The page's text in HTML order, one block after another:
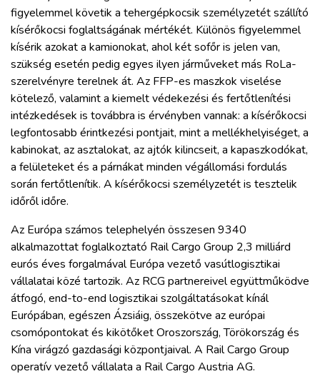
figyelemmel követik a tehergépkocsik személyzetét szállító
kísérőkocsi foglaltságának mértékét. Különös figyelemmel
kísérik azokat a kamionokat, ahol két sofőr is jelen van,
szükség esetén pedig egyes ilyen járműveket más RoLa-
szerelvényre terelnek át. Az FFP-es maszkok viselése
kötelező, valamint a kiemelt védekezési és fertőtlenítési
intézkedések is továbbra is érvényben vannak: a kísérőkocsi
legfontosabb érintkezési pontjait, mint a mellékhelyiséget, a
kabinokat, az asztalokat, az ajtók kilincseit, a kapaszkodókat,
a felületeket és a párnákat minden végállomási fordulás
során fertőtlenítik. A kísérőkocsi személyzetét is tesztelik
időről időre.
Az Európa számos telephelyén összesen 9340
alkalmazottat foglalkoztató Rail Cargo Group 2,3 milliárd
eurós éves forgalmával Európa vezető vasútlogisztikai
vállalatai közé tartozik. Az RCG partnereivel együttműködve
átfogó, end-to-end logisztikai szolgáltatásokat kínál
Európában, egészen Ázsiáig, összekötve az európai
csomópontokat és kikötőket Oroszország, Törökország és
Kína virágzó gazdasági központjaival. A Rail Cargo Group
operatív vezető vállalata a Rail Cargo Austria AG.